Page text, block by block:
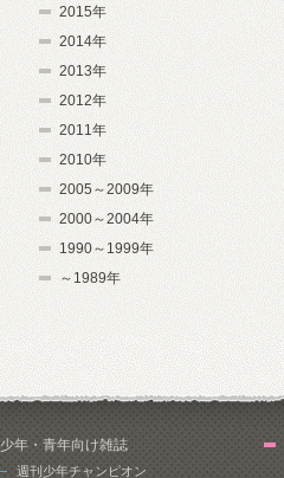
2015年
2014年
2013年
2012年
2011年
2010年
2005～2009年
2000～2004年
1990～1999年
～1989年
少年・青年向け雑誌
週刊少年チャンピオン